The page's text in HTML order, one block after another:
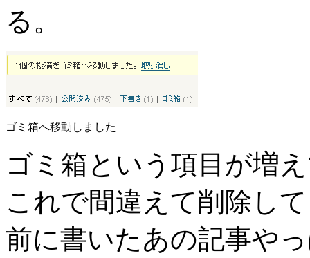
る。
ゴミ箱へ移動しました
ゴミ箱という項目が増
これで間違えて削除し
前に書いたあの記事や